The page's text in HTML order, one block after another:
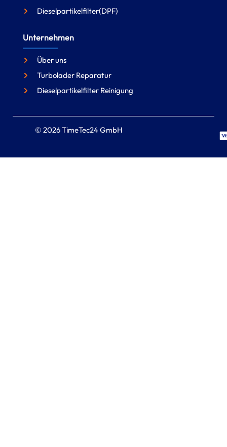
Dieselpartikelfilter(DPF)
Unternehmen
Über uns
Turbolader Reparatur
Dieselpartikelfilter Reinigung
© 2026 TimeTec24 GmbH